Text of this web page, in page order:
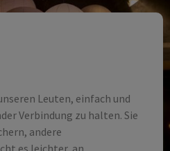
Kinder mit vielen
sonst weniger Teil
läuft jeweils
Eltern erhalten über das